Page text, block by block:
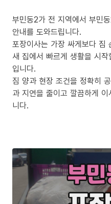
부민동2가 전 지역에서 부민
안내를 도와드립니다.
포장이사는 가장 싸게보다 짐
새 집에서 빠르게 생활을 시
입니다.
짐 양과 현장 조건을 정확히
과 지연을 줄이고 깔끔하게
니다.